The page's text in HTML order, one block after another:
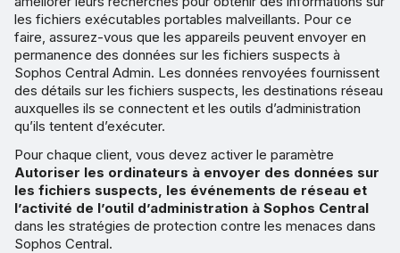
les fichiers exécutables portables malveillants. Pour ce
faire, assurez-vous que les appareils peuvent envoyer en
permanence des données sur les fichiers suspects à
Sophos Central Admin. Les données renvoyées fournissent
des détails sur les fichiers suspects, les destinations réseau
auxquelles ils se connectent et les outils d’administration
qu’ils tentent d’exécuter.
Pour chaque client, vous devez activer le paramètre
Autoriser les ordinateurs à envoyer des données sur
les fichiers suspects, les événements de réseau et
l’activité de l’outil d’administration à Sophos Central
dans les stratégies de protection contre les menaces dans
Sophos Central.